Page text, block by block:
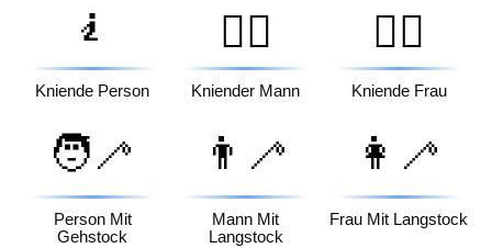
🧎
Kniende Person
🧎‍♂️
Kniender Mann
🧎‍♀️
Kniende Frau
🧑‍🦯
Person Mit
Gehstock
👨‍🦯
Mann Mit
Langstock
👩‍🦯
Frau Mit Langstock